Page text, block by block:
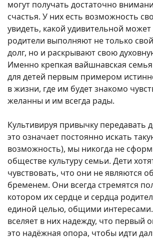
могут получать достаточно
счастья. У них есть возможность
увидеть, какой удивительной
родители выполняют не только
долг, но и раскрывают свою
Именно крепкая вайшнавская
для детей первым примером
в жизни, где им будет знакомо
желанны и им всегда рады.
Культивируя привычку передавать
это означает постоянно искать
возможность), мы никогда не
обществе культуру семьи. Дети
чувствовать, что они не являются
бременем. Они всегда стремятся
котором их сердце и сердца
единой целью, общими интересами.
вселяет в них надежду, что первый
это надёжная опора, чтобы идти